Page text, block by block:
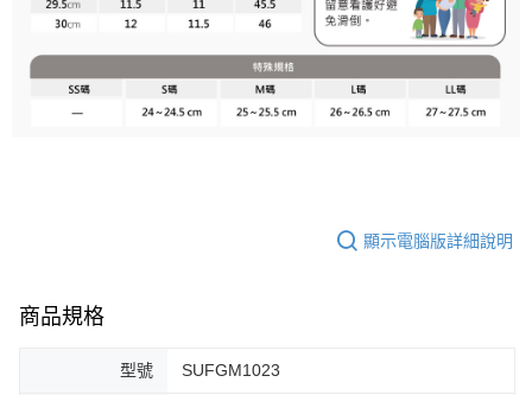
顯示電腦版詳細說明
商品規格
型號 SUFGM1023